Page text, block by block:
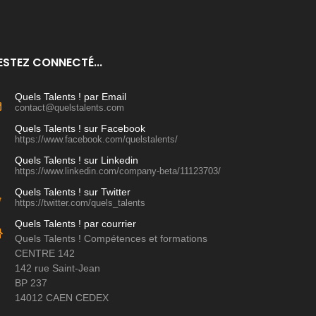
CONNECTÉ...
Quels Talents ! par Email
contact@quelstalents.com
Quels Talents ! sur Facebook
https://www.facebook.com/quelstalents/
Quels Talents ! sur Linkedin
https://www.linkedin.com/company-beta/11123703/
Quels Talents ! sur Twitter
https://twitter.com/quels_talents
Quels Talents ! par courrier
Quels Talents ! Compétences et formations
CENTRE 142
142 rue Saint-Jean
BP 237
14012 CAEN CEDEX